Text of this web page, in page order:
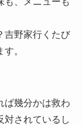
吉野家行くたび
。
ば幾分かは救わ
対されているし